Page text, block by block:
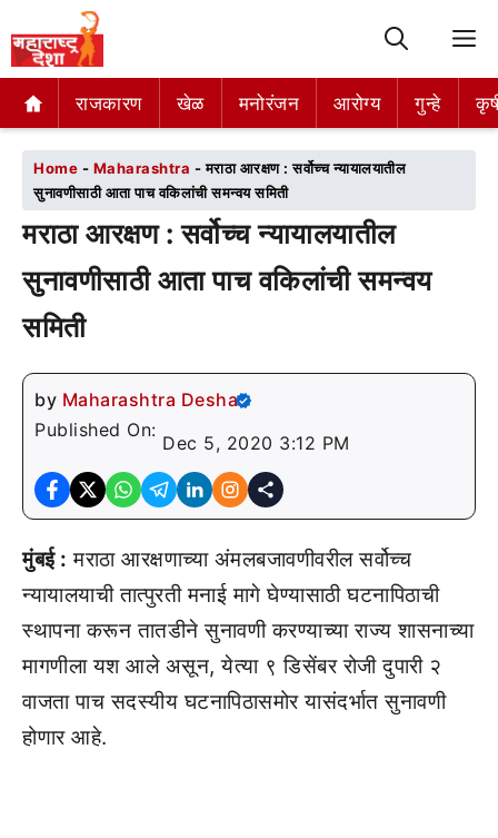
राजकारण खेळ मनोरंजन आरोग्य गुन्हे
राजकारण खेळ मनोरंजन आरोग्य गुन्हे
Home - Maharashtra -मराठा आरक्षण : सर्वोच्च न्यायालयातील
सुनावणीसाठी आता पाच वकिलांची समन्वय समिती
मराठा आरक्षण : सर्वोच्च न्यायालयातील
सुनावणीसाठी आता पाच वकिलांची समन्वय
समिती
by Maharashtra Desha
Published On:
Dec 5, 2020 3:12 PM
मुंबई : मराठा आरक्षणाच्या अंमलबजावणीवरील सर्वोच्च
न्यायालयाची तात्पुरती मनाई मागे घेण्यासाठी घटनापिठाची
स्थापना करून तातडीने सुनावणी करण्याच्या राज्य शासनाच्या
मागणीला यश आले असून, येत्या ९ डिसेंबर रोजी दुपारी २
वाजता पाच सदस्यीय घटनापिठासमोर यासंदर्भात सुनावणी
होणार आहे.